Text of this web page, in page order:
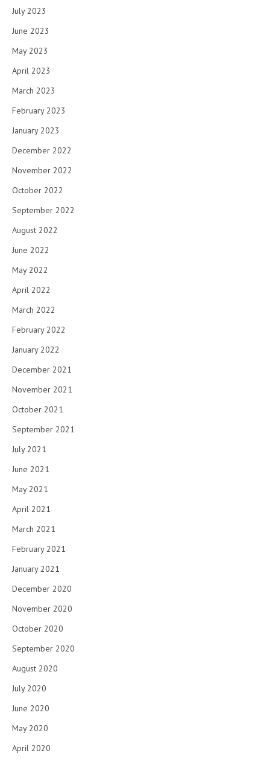
July 2023
June 2023
May 2023
April 2023
March 2023
February 2023
January 2023
December 2022
November 2022
October 2022
September 2022
August 2022
June 2022
May 2022
April 2022
March 2022
February 2022
January 2022
December 2021
November 2021
October 2021
September 2021
July 2021
June 2021
May 2021
April 2021
March 2021
February 2021
January 2021
December 2020
November 2020
October 2020
September 2020
August 2020
July 2020
June 2020
May 2020
April 2020